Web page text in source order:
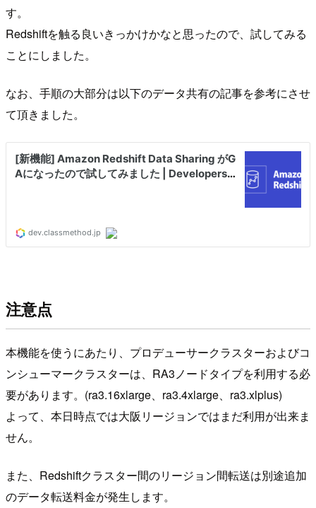
す。
Redshiftを触る良いきっかけかなと思ったので、試してみる
ことにしました。
なお、手順の大部分は以下のデータ共有の記事を参考にさせ
て頂きました。
注意点
本機能を使うにあたり、プロデューサークラスターおよびコ
ンシューマークラスターは、RA3ノードタイプを利用する必
要があります。(ra3.16xlarge、ra3.4xlarge、ra3.xlplus)
よって、本日時点では大阪リージョンではまだ利用が出来ま
せん。
また、Redshiftクラスター間のリージョン間転送は別途追加
のデータ転送料金が発生します。